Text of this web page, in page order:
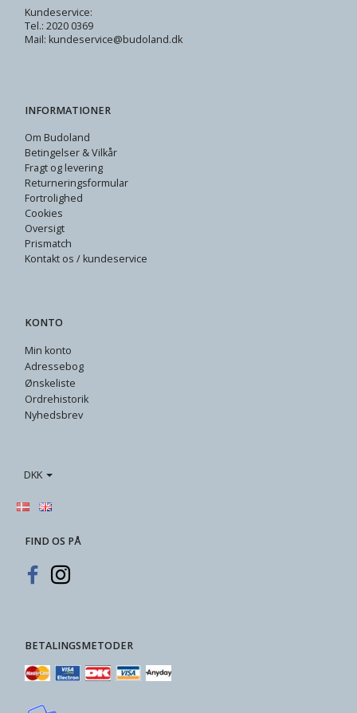
Kundeservice:
Tel.: 2020 0369
Mail: kundeservice@budoland.dk
INFORMATIONER
Om Budoland
Betingelser & Vilkår
Fragt og levering
Returneringsformular
Fortrolighed
Cookies
Oversigt
Prismatch
Kontakt os / kundeservice
KONTO
Min konto
Adressebog
Ønskeliste
Ordrehistorik
Nyhedsbrev
DKK
FIND OS PÅ
BETALINGSMETODER